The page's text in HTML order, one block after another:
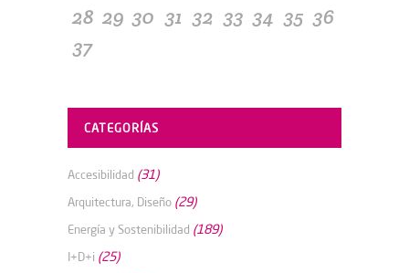
28 29 30 31 32 33 34 35 36
37
CATEGORÍAS
Accesibilidad (31)
Arquitectura, Diseño (29)
Energía y Sostenibilidad (189)
I+D+i (25)